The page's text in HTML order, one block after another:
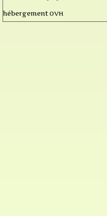
hébergement OVH